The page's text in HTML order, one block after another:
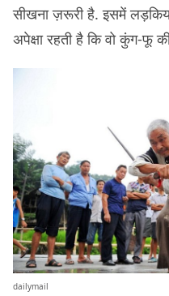
सीखना ज़रूरी है. इसमें
अपेक्षा रहती है कि वो कुंग-फू
dailymail